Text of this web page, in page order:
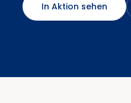
In Aktion sehen